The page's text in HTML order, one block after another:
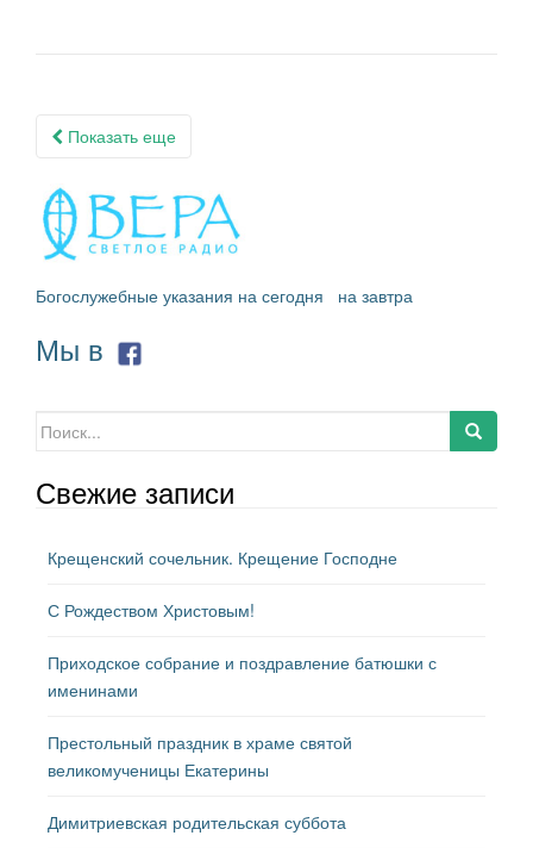
Навигация
записям
Показать еще
Богослужебные указания на сегодня на завтра
Мы в
Искать:
Свежие записи
Крещенский сочельник. Крещение Господне
С Рождеством Христовым!
Приходское собрание и поздравление батюшки с
именинами
Престольный праздник в храме святой
великомученицы Екатерины
Димитриевская родительская суббота